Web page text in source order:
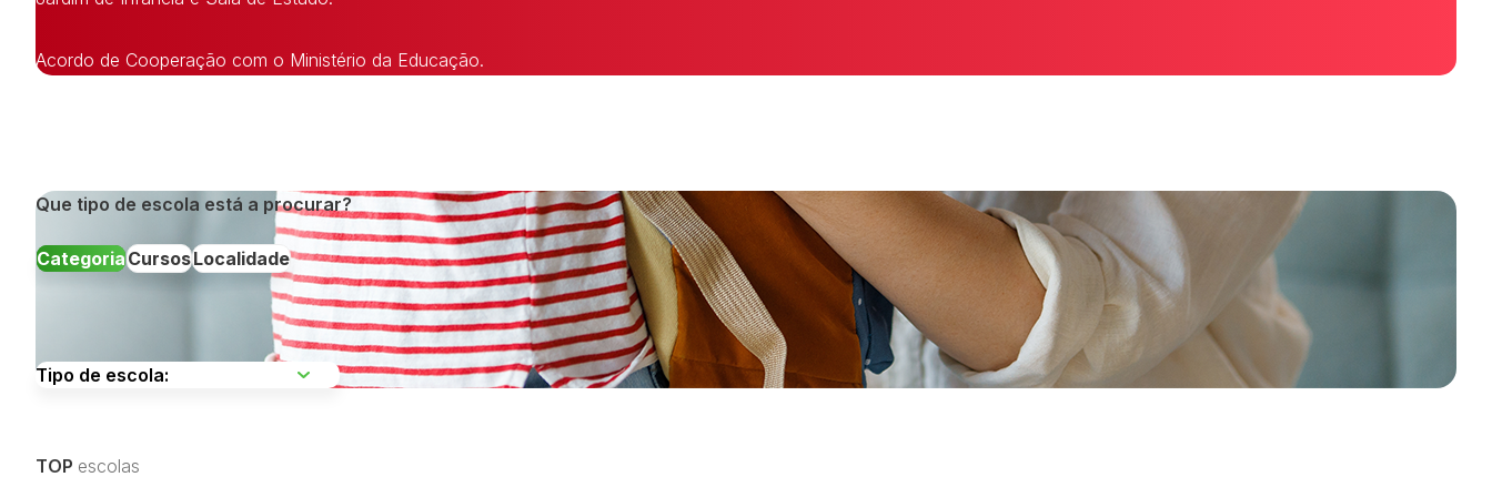
Acordo de Cooperação com o Ministério da Educação.
Que tipo de escola está a procurar?
CategoriaCursosLocalidade
TOP escolas